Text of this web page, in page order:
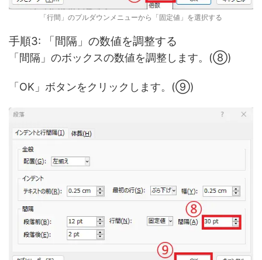
「行間」のプルダウンメニューから「固定値」を選択する
手順3: 「間隔」の数値を調整する
「間隔」のボックスの数値を調整します。(⑧)
「OK」ボタンをクリックします。(⑨)